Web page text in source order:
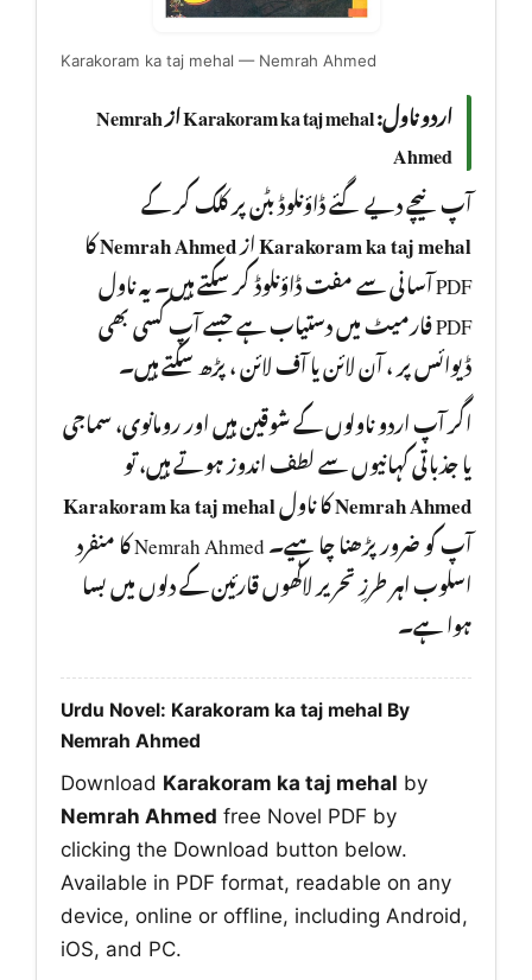
Karakoram ka taj mehal — Nemrah Ahmed
اردو ناول: Karakoram ka taj mehal از Nemrah
Ahmed
آپ نیچے دیے گئے ڈاؤنلوڈ بٹن پر کلک کر کے
Karakoram ka taj mehalازNemrah Ahmedکا
PDF آسانی سے مفت ڈاؤنلوڈ کر سکتے ہیں۔ یہ ناول
PDF فارمیٹ میں دستیاب ہے جسے آپ کسی بھی
ڈیوائس پر ، آن لائن یا آف لائن ، پڑھ سکتے ہیں۔
اگر آپ اردو ناولوں کے شوقین ہیں اور رومانوی، سماجی
یا جذباتی کہانیوں سے لطف اندوز ہوتے ہیں، تو
Nemrah Ahmedکا ناولKarakoram ka taj mehal
آپ کو ضرور پڑھنا چا ہیے۔ Nemrah Ahmed کا منفرد
اسلوب اہر طرزِ تحریر لاکھوں قارئین کے دلوں میں بسا
ہوا ہے۔
Urdu Novel: Karakoram ka taj mehal By
Nemrah Ahmed
Download Karakoram ka taj mehal by
Nemrah Ahmed free Novel PDF by
clicking the Download button below.
Available in PDF format, readable on any
device, online or offline, including Android,
iOS, and PC.